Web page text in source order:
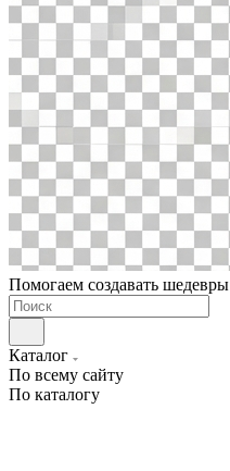
Помогаем создавать шедевры
Каталог
По всему сайту
По каталогу